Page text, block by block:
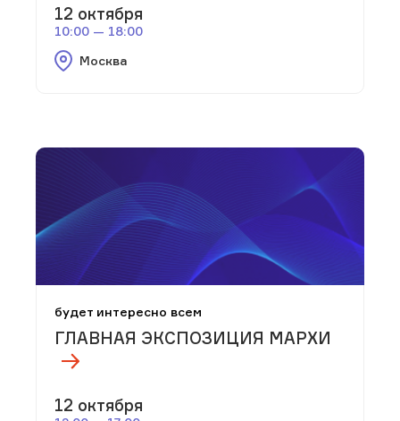
12 октября
10:00 — 18:00
Москва
будет интересно всем
ГЛАВНАЯ ЭКСПОЗИЦИЯ МАРХИ
12 октября